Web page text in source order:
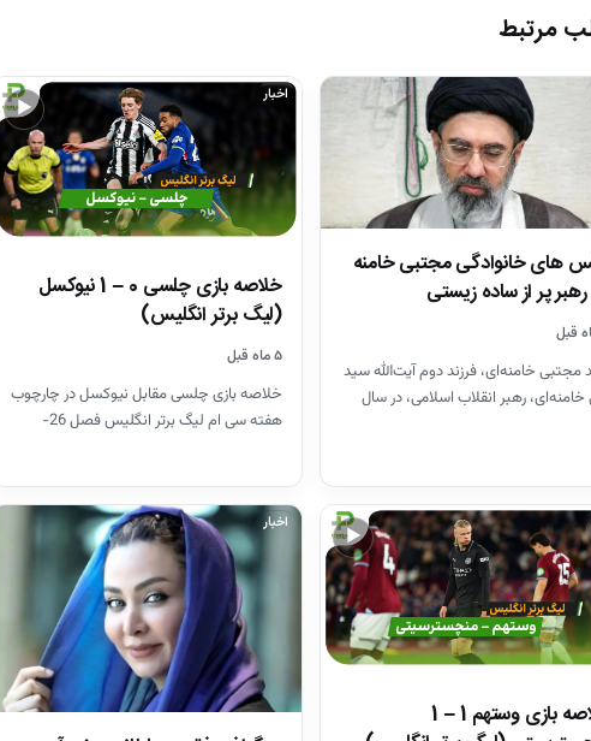
مرتبط
های خانوادگی مجتبی خامنه
پر از ساده زیستی
مجتبی خامنه‌ای، فرزند دوم آیت‌الله سید
رهبر انقلاب اسلامی، در سال
▶
اخبار
خلاصه بازی چلسی 0 – 1 نیوکسل
(لیگ برتر انگلیس)
۵ ماه قبل
خلاصه بازی چلسی مقابل نیوکسل در چارچوب
هفته سی ام لیگ برتر انگلیس فصل 26-
▶
خلاصه بازی وستهم 1 – 1
اخبار